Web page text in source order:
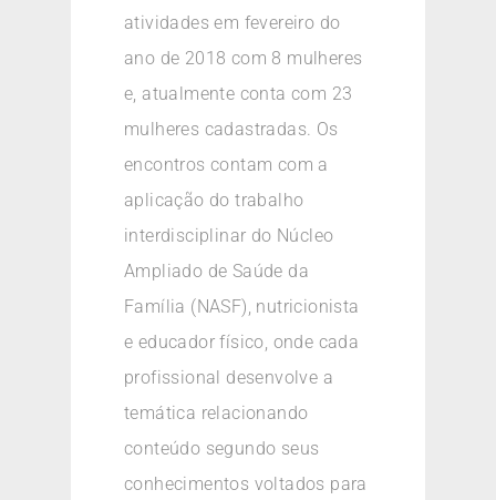
atividades em fevereiro do
ano de 2018 com 8 mulheres
e, atualmente conta com 23
mulheres cadastradas. Os
encontros contam com a
aplicação do trabalho
interdisciplinar do Núcleo
Ampliado de Saúde da
Família (NASF), nutricionista
e educador físico, onde cada
profissional desenvolve a
temática relacionando
conteúdo segundo seus
conhecimentos voltados para